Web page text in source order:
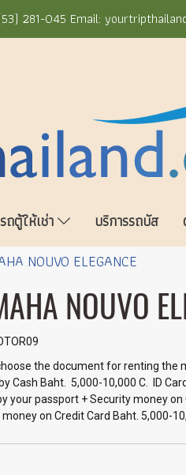
281-045 Email:
ตู้ให้เช่า บริการรถบัส
NOUVO ELEGANCE
NOUVO
the document for renting
Cash Baht. 5,000-10,000 C. ID
your passport + Security money
on Credit Card Baht. 5,000-